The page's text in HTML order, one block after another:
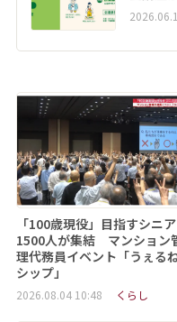
「100歳現役」目指すシニア
1500人が集結 マンション
理代務員イベント「うぇる
シップ」
2026.08.04 10:48 くらし